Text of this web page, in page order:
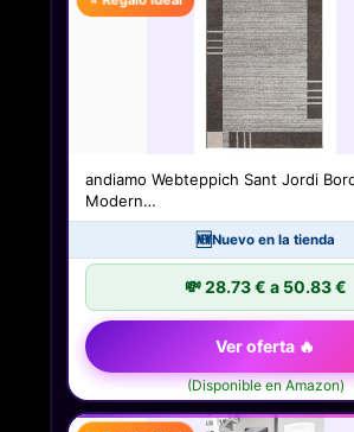
andiamo Webteppich Sant Jordi
Modern…
🆕Nuevo en la tienda
💸 28.73 € a 50.83 €
Ver oferta 🔥
(Disponible en Amazon)